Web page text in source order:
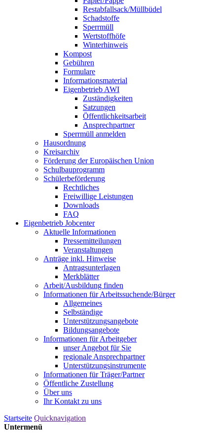
Restabfallsack/Müllbüdel
Schadstoffe
Sperrmüll
Wertstoffhöfe
Winterhinweis
Kompost
Gebühren
Formulare
Informationsmaterial
Eigenbetrieb AWI
Zuständigkeiten
Satzungen
Öffentlichkeitsarbeit
Ansprechpartner
Sperrmüll anmelden
Hausordnung
Kreisarchiv
Förderung der Europäischen Union
Schulbauprogramm
Schülerbeförderung
Rechtliches
Freiwillige Leistungen
Downloads
FAQ
Eigenbetrieb Jobcenter
Aktuelle Informationen
Pressemitteilungen
Veranstaltungen
Anträge inkl. Hinweise
Antragsunterlagen
Merkblätter
Arbeit/Ausbildung finden
Informationen für Arbeitssuchende/Bürger
Allgemeines
Selbständige
Unterstützungs­angebote
Bildungsangebote
Informationen für Arbeitgeber
unser Angebot für Sie
regionale Ansprechpartner
Unterstützungs­instrumente
Informationen für Träger/Partner
Öffentliche Zustellung
Über uns
Ihr Kontakt zu uns
Startseite Quicknavigation
Untermenü